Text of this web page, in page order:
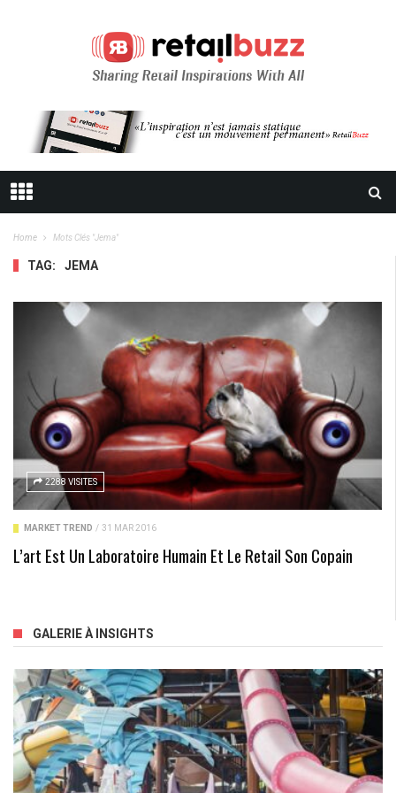
Home Mots Clés "jema"
TAG: JEMA
2288 VISITES
MARKET TREND / 31 MAR 2016
L’art Est Un Laboratoire Humain Et Le Retail Son Copain
GALERIE À INSIGHTS